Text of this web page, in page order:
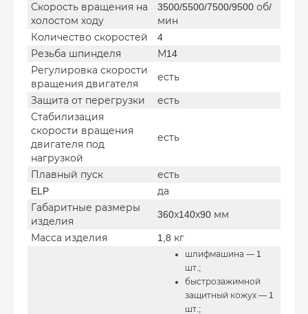
Скорость вращения на
холостом ходу
3500/5500/7500/9500 об/
мин
Количество скоростей
4
Резьба шпинделя
М14
Регулировка скорости
вращения двигателя
есть
Защита от перегрузки
есть
Стабилизация
скорости вращения
двигателя под
нагрузкой
есть
Плавный пуск
есть
ELP
да
Габаритные размеры
изделия
360х140х90 мм
Масса изделия 1,8 кг
шлифмашина — 1
шт.;
быстрозажимной
защитный кожух — 1
шт.;